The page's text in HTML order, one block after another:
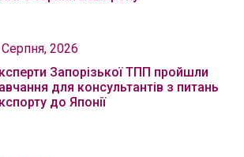
2026
Запорізької ТПП пройшли
для консультантів з питань
до Японії